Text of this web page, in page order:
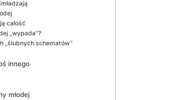
całość
„wypada”?
„ślubnych schematów”
innego
młodej